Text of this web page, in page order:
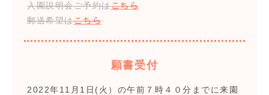
入園説明会ご予約はこちら
郵送希望はこちら
願書受付
2022年11月1日(火）の午前７時４０分までに来園